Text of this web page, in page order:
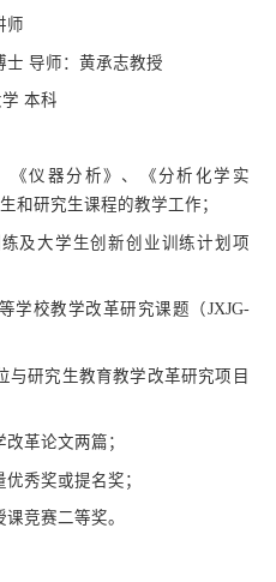
师
士 导师：黄承志教授
学 本科
《仪器分析》、《分析化学实
和研究生课程的教学工作；
及大学生创新创业训练计划项
学校教学改革研究课题（JXJG-
与研究生教育教学改革研究项目
革论文两篇；
秀奖或提名奖；
竞赛二等奖。